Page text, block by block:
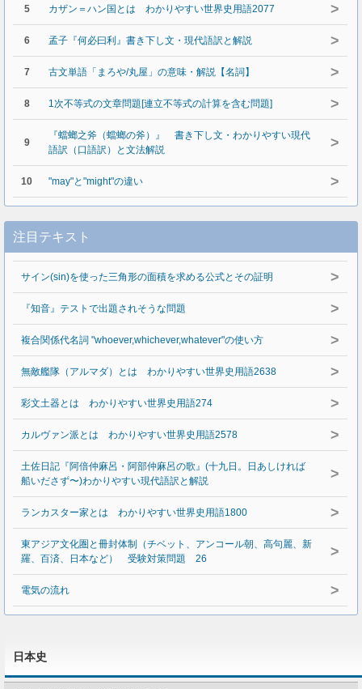
5 カザン＝ハン国とは わかりやすい世界史用語2077 >
6 孟子『何必曰利』書き下し文・現代語訳と解説 >
7 古文単語「まろや/丸屋」の意味・解説【名詞】 >
8 1次不等式の文章問題[連立不等式の計算を含む問題] >
9
『蟷螂之斧（蟷螂の斧）』 書き下し文・わかりやすい現代
語訳（口語訳）と文法解説
>
10 "may"と"might"の違い >
注目テキスト
サイン(sin)を使った三角形の面積を求める公式とその証明 >
『知音』テストで出題されそうな問題 >
複合関係代名詞 "whoever,whichever,whatever"の使い方 >
無敵艦隊（アルマダ）とは わかりやすい世界史用語2638 >
彩文土器とは わかりやすい世界史用語274 >
カルヴァン派とは わかりやすい世界史用語2578 >
土佐日記『阿倍仲麻呂・阿部仲麻呂の歌』(十九日。日あしければ
船いださず〜)わかりやすい現代語訳と解説
>
ランカスター家とは わかりやすい世界史用語1800 >
東アジア文化圏と冊封体制（チベット、アンコール朝、高句麗、新
羅、百済、日本など） 受験対策問題 26
>
電気の流れ >
日本史